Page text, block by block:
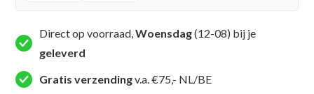
Direct op voorraad,Woensdag(12-08) bij je
geleverd
Gratis verzendingv.a. €75,- NL/BE